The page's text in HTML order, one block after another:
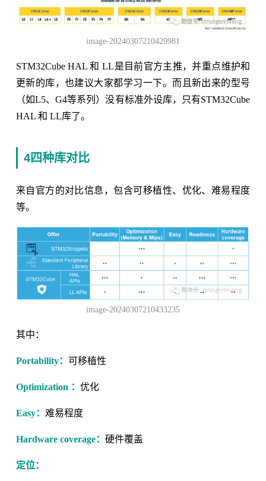
image-20240307210429981
STM32Cube HAL 和 LL是目前官方主推，并重点维护和
更新的库，也建议大家都学习一下。而且新出来的型号
（如L5、G4等系列）没有标准外设库，只有STM32Cube
HAL 和 LL库了。
4四种库对比
来自官方的对比信息，包含可移植性、优化、难易程度
等。
image-20240307210433235
其中：
Portability： 可移植性
Optimization ： 优化
Easy： 难易程度
Hardware coverage： 硬件覆盖
定位：